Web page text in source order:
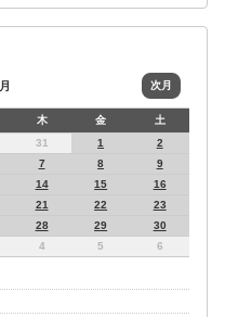
次月
木 金
土
31 1
2
7 8
9
14 15
16
21 22
23
28 29
30
4 5 6